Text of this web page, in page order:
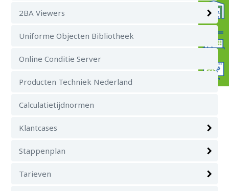
2BA Viewers
Uniforme Objecten Bibliotheek
Online Conditie Server
Producten Techniek Nederland
Calculatietijdnormen
Klantcases
Stappenplan
Tarieven